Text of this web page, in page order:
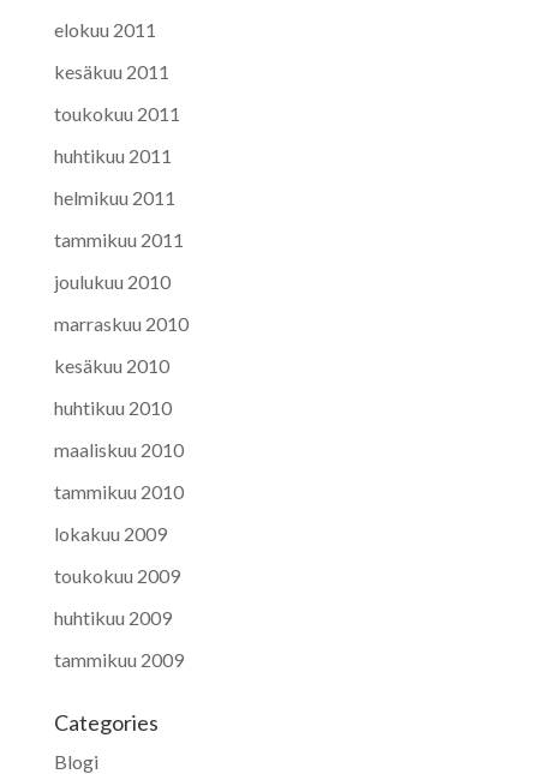
elokuu 2011
kesäkuu 2011
toukokuu 2011
huhtikuu 2011
helmikuu 2011
tammikuu 2011
joulukuu 2010
marraskuu 2010
kesäkuu 2010
huhtikuu 2010
maaliskuu 2010
tammikuu 2010
lokakuu 2009
toukokuu 2009
huhtikuu 2009
tammikuu 2009
Categories
Blogi